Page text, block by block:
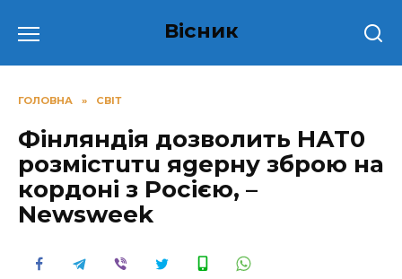
до
Вісник
ГОЛОВНА » СВІТ
Фінляндія дозволить НАТ0
розмістuтu яgеpну збpою на
кордоні з Росією, –
Newsweek